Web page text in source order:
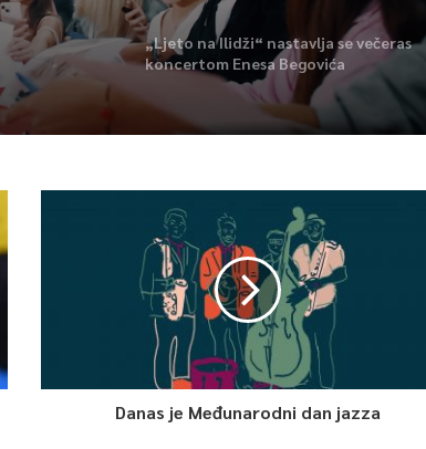
„Ljeto na Ilidži“ nastavlja se večeras
koncertom Enesa Begovića
Danas je Međunarodni dan jazza